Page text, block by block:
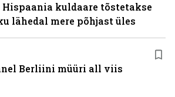
kuldaare tõstetakse
lähedal mere põhjast üles
Berliini müüri all viis